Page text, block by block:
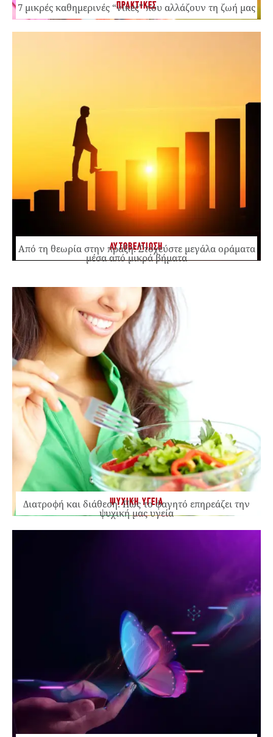
ΠΡΑΚΤΙΚΕΣ
7 μικρές καθημερινές “νίκες” που αλλάζουν τη ζωή μας
ΑΥΤΟΒΕΛΤΙΩΣΗ
Από τη θεωρία στην πράξη: Στοχεύστε μεγάλα οράματα
μέσα από μικρά βήματα
ΨΥΧΙΚΗ ΥΓΕΙΑ
Διατροφή και διάθεση: Πώς το φαγητό επηρεάζει την
ψυχική μας υγεία